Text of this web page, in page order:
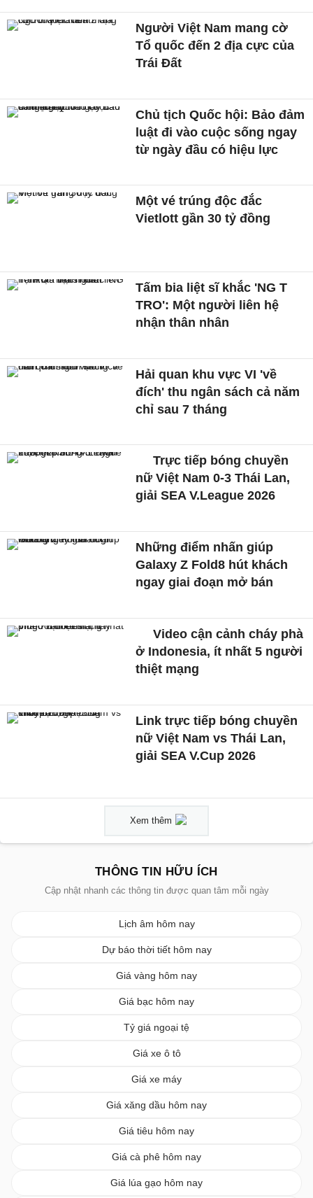
Người Việt Nam mang cờ
Tổ quốc đến 2 địa cực của
Trái Đất
Chủ tịch Quốc hội: Bảo đảm
luật đi vào cuộc sống ngay
từ ngày đầu có hiệu lực
Một vé trúng độc đắc
Vietlott gần 30 tỷ đồng
Tấm bia liệt sĩ khắc 'NG T
TRO': Một người liên hệ
nhận thân nhân
Hải quan khu vực VI 'về
đích' thu ngân sách cả năm
chỉ sau 7 tháng
Trực tiếp bóng chuyền
nữ Việt Nam 0-3 Thái Lan,
giải SEA V.League 2026
Những điểm nhấn giúp
Galaxy Z Fold8 hút khách
ngay giai đoạn mở bán
Video cận cảnh cháy phà
ở Indonesia, ít nhất 5 người
thiệt mạng
Link trực tiếp bóng chuyền
nữ Việt Nam vs Thái Lan,
giải SEA V.Cup 2026
Xem thêm
THÔNG TIN HỮU ÍCH
Cập nhật nhanh các thông tin được quan tâm mỗi ngày
Lịch âm hôm nay
Dự báo thời tiết hôm nay
Giá vàng hôm nay
Giá bạc hôm nay
Tỷ giá ngoại tệ
Giá xe ô tô
Giá xe máy
Giá xăng dầu hôm nay
Giá tiêu hôm nay
Giá cà phê hôm nay
Giá lúa gạo hôm nay